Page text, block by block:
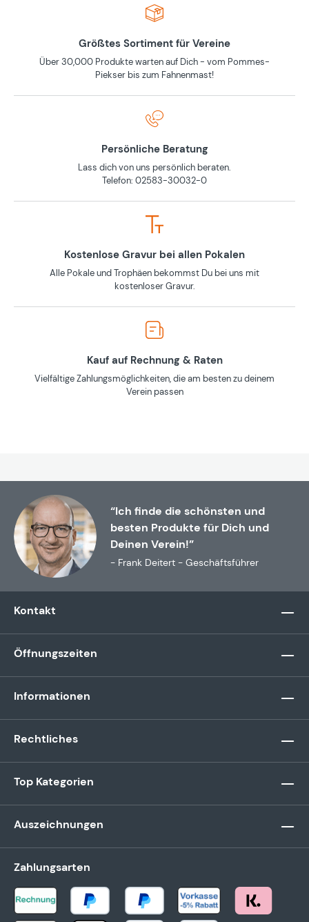
Größtes Sortiment für Vereine
Über 30,000 Produkte warten auf Dich - vom Pommes-
Piekser bis zum Fahnenmast!
Persönliche Beratung
Lass dich von uns persönlich beraten.
Telefon: 02583-30032-0
Kostenlose Gravur bei allen Pokalen
Alle Pokale und Trophäen bekommst Du bei uns mit
kostenloser Gravur.
Kauf auf Rechnung & Raten
Vielfältige Zahlungsmöglichkeiten, die am besten zu deinem
Verein passen
“Ich finde die schönsten und
besten Produkte für Dich und
Deinen Verein!”
- Frank Deitert - Geschäftsführer
Kontakt
Öffnungszeiten
Informationen
Rechtliches
Top Kategorien
Auszeichnungen
Zahlungsarten